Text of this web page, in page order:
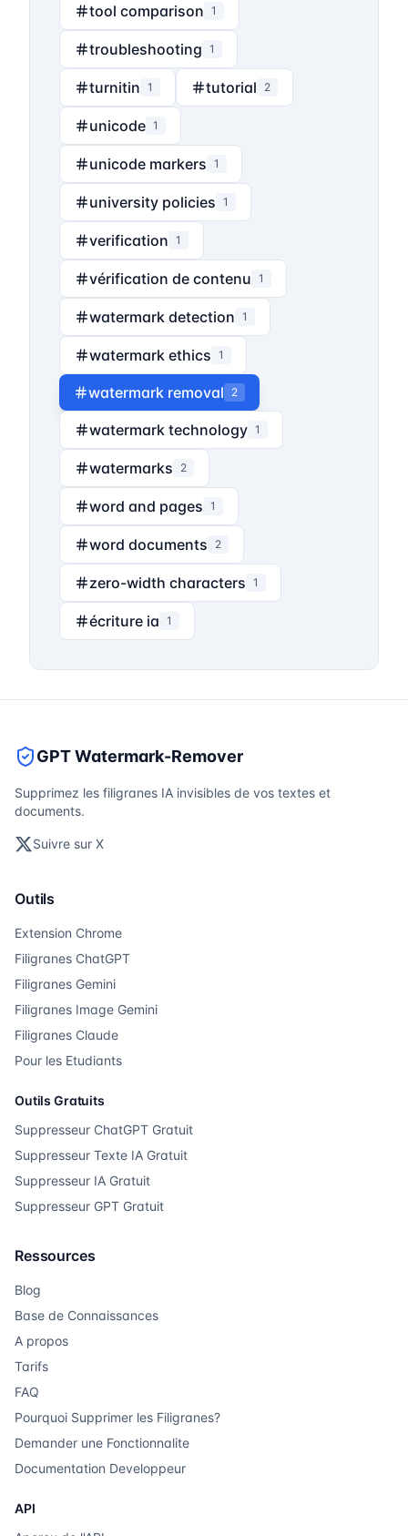
tool comparison 1
troubleshooting 1
turnitin 1 tutorial 2
unicode 1
unicode markers 1
university policies 1
verification 1
vérification de contenu 1
watermark detection 1
watermark ethics 1
watermark removal 2
watermark technology 1
watermarks 2
word and pages 1
word documents 2
zero-width characters 1
écriture ia 1
GPT Watermark-Remover
Supprimez les filigranes IA invisibles de vos textes et
documents.
Suivre sur X
Outils
Extension Chrome
Filigranes ChatGPT
Filigranes Gemini
Filigranes Image Gemini
Filigranes Claude
Pour les Etudiants
Outils Gratuits
Suppresseur ChatGPT Gratuit
Suppresseur Texte IA Gratuit
Suppresseur IA Gratuit
Suppresseur GPT Gratuit
Ressources
Blog
Base de Connaissances
A propos
Tarifs
FAQ
Pourquoi Supprimer les Filigranes?
Demander une Fonctionnalite
Documentation Developpeur
API